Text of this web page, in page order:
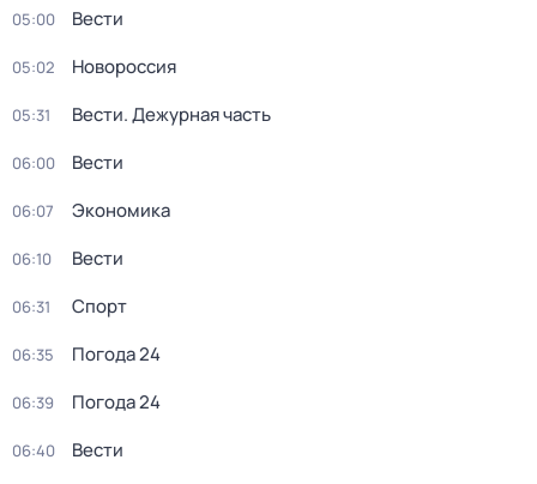
05:00 Вести
05:02 Новороссия
05:31 Вести. Дежурная часть
06:00 Вести
06:07 Экономика
06:10 Вести
06:31 Спорт
06:35 Погода 24
06:39 Погода 24
06:40 Вести